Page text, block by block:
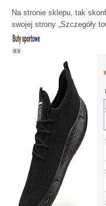
Na stronie sklepu, tak
swojej strony „Szczegóły